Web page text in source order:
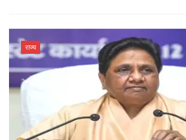
राज्य